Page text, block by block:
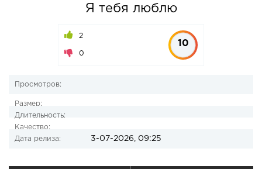
Я тебя люблю
2
0
10
Просмотров:
Размер:
Длительность:
Качество:
Дата релиза:
3-07-2026, 09:25